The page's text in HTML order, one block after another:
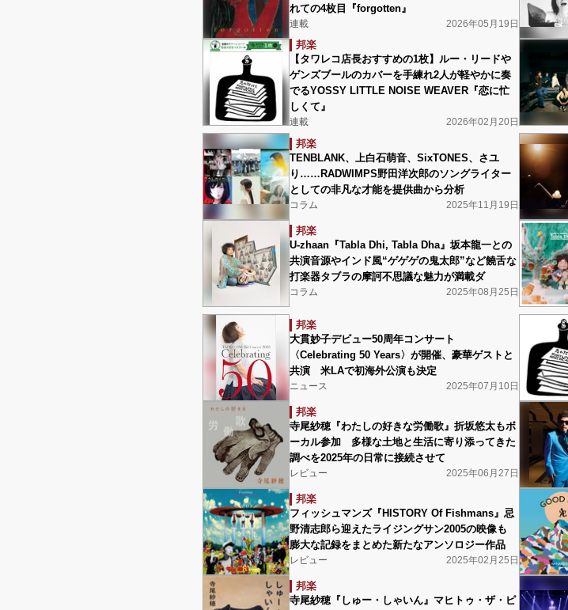
れての4枚目『forgotten』
連載 2026年05月19日
邦楽
‎【タワレコ店長おすすめの1枚】ルー・リードや
ゲンズブールのカバーを手練れ2人が軽やかに奏
でるYOSSY LITTLE NOISE WEAVER『恋に忙
しくて』
連載 2026年02月20日
邦楽
TENBLANK、上白石萌音、SixTONES、さユ
り……RADWIMPS野田洋次郎のソングライター
としての非凡な才能を提供曲から分析
コラム 2025年11月19日
邦楽
U-zhaan『Tabla Dhi, Tabla Dha』坂本龍一との
共演音源やインド風“ゲゲゲの鬼太郎”など饒舌な
打楽器タブラの摩訶不思議な魅力が満載ダ
コラム 2025年08月25日
邦楽
大貫妙子デビュー50周年コンサート
〈Celebrating 50 Years〉が開催、豪華ゲストと
共演 米LAで初海外公演も決定
ニュース 2025年07月10日
邦楽
寺尾紗穂『わたしの好きな労働歌』折坂悠太もボ
ーカル参加 多様な土地と生活に寄り添ってきた
調べを2025年の日常に接続させて
レビュー 2025年06月27日
邦楽
フィッシュマンズ『HISTORY Of Fishmans』忌
野清志郎ら迎えたライジングサン2005の映像も
膨大な記録をまとめた新たなアンソロジー作品
レビュー 2025年02月25日
邦楽
寺尾紗穂『しゅー・しゃいん』マヒトゥ・ザ・ピ